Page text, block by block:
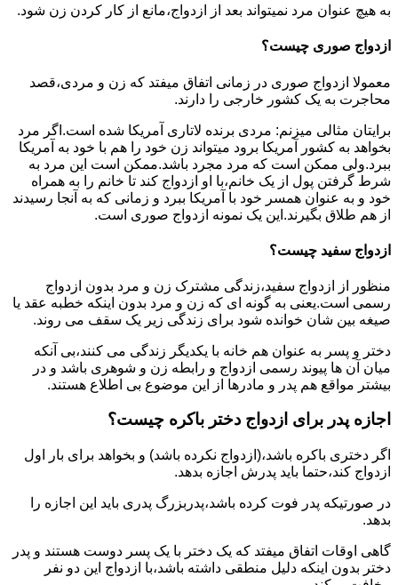
به هیچ عنوان مرد نمیتواند بعد از ازدواج،مانع از کار کردن زن شود.
ازدواج صوری چیست؟
معمولا ازدواج صوری در زمانی اتفاق میفتد که زن و مردی،قصد
محاجرت به یک کشور خارجی را دارند.
برایتان مثالی میزنم: مردی برنده لاتاری آمریکا شده است.اگر مرد
بخواهد به کشور آمریکا برود میتواند زن خود را هم با خود به آمریکا
ببرد.ولی ممکن است که مرد مجرد باشد.ممکن است این مرد به
شرط گرفتن پول از یک خانم،با او ازدواج کند تا خانم را به همراه
خود و به عنوان همسر خود با آمریکا ببرد و زمانی که به آنجا رسیدند
از هم طلاق بگیرند.این یک نمونه ازدواج صوری است.
ازدواج سفید چیست؟
منظور از ازدواج سفید،زندگی مشترک زن و مرد بدون ازدواج
رسمی است.یعنی به گونه ای که زن و مرد بدون اینکه خطبه عقد یا
صیغه بین شان خوانده شود برای زندگی زیر یک سقف می روند.
دختر و پسر به عنوان هم خانه با یکدیگر زندگی می کنند،بی آنکه
میان آن ها پیوند رسمی ازدواج و رابطه زن و شوهری باشد و در
بیشتر مواقع هم پدر و مادرها از این موضوع بی اطلاع هستند.
اجازه پدر برای ازدواج دختر باکره چیست؟
اگر دختری باکره باشد،(ازدواج نکرده باشد) و بخواهد برای بار اول
ازدواج کند،حتما باید پدرش اجازه بدهد.
در صورتیکه پدر فوت کرده باشد،پدربزرگ پدری باید این اجازه را
بدهد.
گاهی اوقات اتفاق میفتد که یک دختر با یک پسر دوست هستند و پدر
دختر بدون اینکه دلیل منطقی داشته باشد،با ازدواج این دو نفر